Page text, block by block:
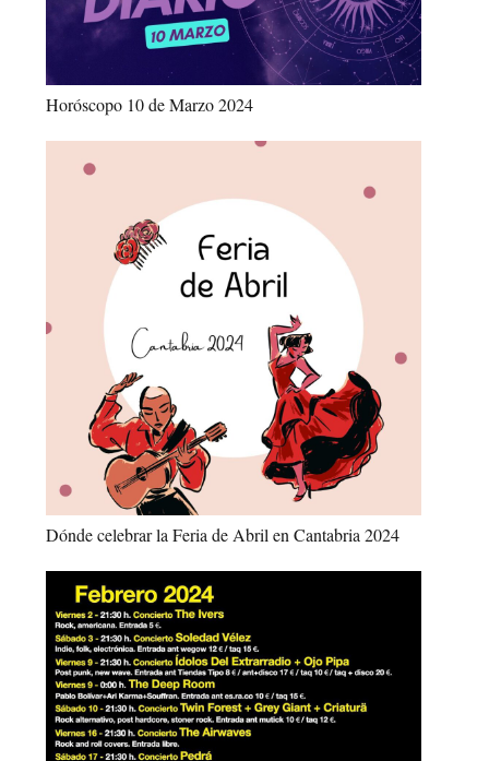
Horóscopo 10 de Marzo 2024
Dónde celebrar la Feria de Abril en Cantabria 2024